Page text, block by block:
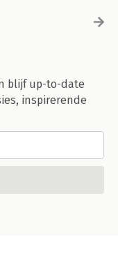
blijf up-to-date
inspirerende